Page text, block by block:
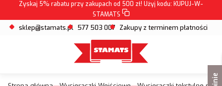
Zyskaj 5% rabatu przy zakupach od 500 zł! Użyj kodu: KUPUJ-W-
STAMATS
sklep@stamats.pl 577 503 007 Zakupy z terminem płatności